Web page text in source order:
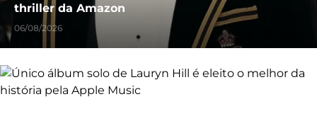
thriller da Amazon
06/08/2026